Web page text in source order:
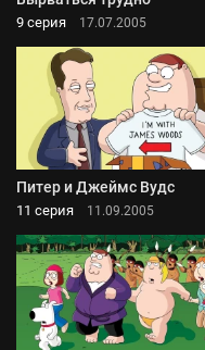
9 серия 17.07.2005
Питер и Джеймс Вудс
11 серия 11.09.2005